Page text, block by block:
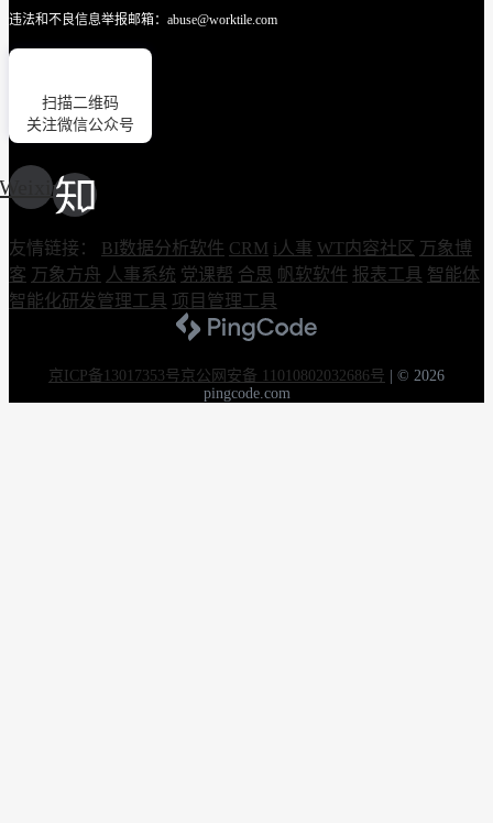
违法和不良信息举报邮箱：abuse@worktile.com
扫描二维码
关注微信公众号
Weixin
友情链接： BI数据分析软件 CRM i人事 WT内容社区 万象博
客 万象方舟 人事系统 党课帮 合思 帆软软件 报表工具 智能体
智能化研发管理工具 项目管理工具
京ICP备13017353号京公网安备 11010802032686号
© 2026
pingcode.com